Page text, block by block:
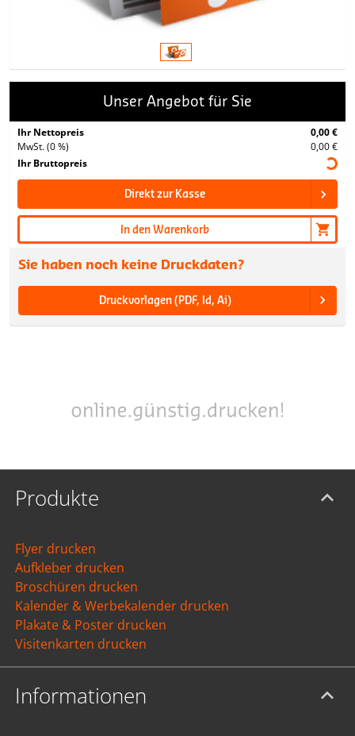
Unser Angebot für Sie
Ihr Nettopreis
0,00 €
MwSt. (0 %)
0,00 €
Ihr Bruttopreis
Direkt zur Kasse
In den Warenkorb
Sie haben noch keine Druckdaten?
Druckvorlagen (PDF, Id, Ai)
Produkte
Flyer drucken
Aufkleber drucken
Broschüren drucken
Kalender & Werbekalender drucken
Plakate & Poster drucken
Visitenkarten drucken
Informationen